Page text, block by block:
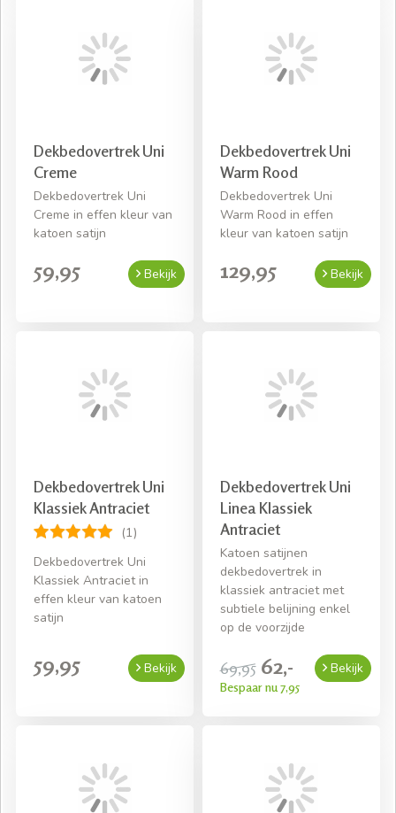
Dekbedovertrek Uni
Creme
Dekbedovertrek Uni
Creme in effen kleur van
katoen satijn
59,95 Bekijk
Dekbedovertrek Uni
Warm Rood
Dekbedovertrek Uni
Warm Rood in effen
kleur van katoen satijn
129,95 Bekijk
Dekbedovertrek Uni
Klassiek Antraciet
(1)
Dekbedovertrek Uni
Klassiek Antraciet in
effen kleur van katoen
satijn
59,95 Bekijk
Dekbedovertrek Uni
Linea Klassiek
Antraciet
Katoen satijnen
dekbedovertrek in
klassiek antraciet met
subtiele belijning enkel
op de voorzijde
69,95 62,-
Bespaar nu 7,95
Bekijk